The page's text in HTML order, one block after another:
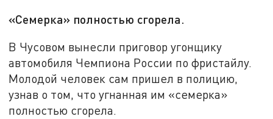
«Семерка» полностью сгорела.
В Чусовом вынесли приговор угонщику
автомобиля Чемпиона России по фристайлу.
Молодой человек сам пришел в полицию,
узнав о том, что угнанная им «семерка»
полностью сгорела.